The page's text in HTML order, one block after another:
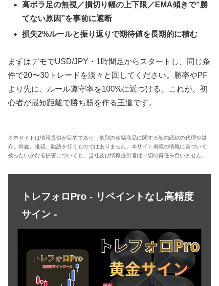
高ボラ足の無視／損切り幅の上下限／EMA傾きで“勝
てない原因”を事前に遮断
損失2%ルールと振り返りで期待値を長期的に積む
まずはデモでUSD/JPY・1時間足からスタートし、同じ条
件で20〜30トレードを淡々と回してください。勝率やPF
より先に、ルール遵守率を100%に近づける。これが、初
心者が最短距離で勝ち筋を作る王道です。
※本サイトは情報提供が目的であり、個別の金融商品に関する契約締結の代理や媒
介、斡旋、推奨、勧誘を行うものではありません。本サイト掲載の情報に基づいて
被ったいかなる損害についても、当社及び情報提供者は一切の責任を負いません。
トレフォロPro - リペイントなし高精度
サイン -